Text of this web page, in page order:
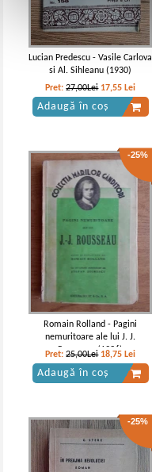
Lucian Predescu - Vasile Carlova
si Al. Sihleanu (1930)
Pret:27,00Lei 17,55 Lei
Adaugă în coș
-25%
Romain Rolland - Pagini
nemuritoare ale lui J. J.
Rousseau (1936)
Pret:25,00Lei 18,75 Lei
Adaugă în coș
-25%